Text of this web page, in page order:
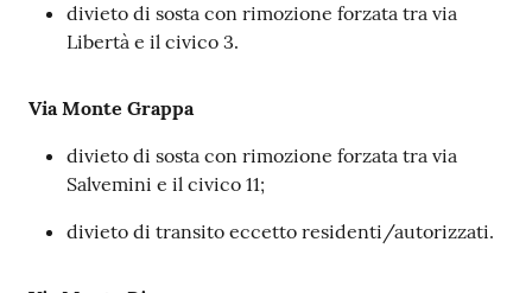
divieto di sosta con rimozione forzata tra via
Libertà e il civico 3.
Via Monte Grappa
divieto di sosta con rimozione forzata tra via
Salvemini e il civico 11;
divieto di transito eccetto residenti/autorizzati.